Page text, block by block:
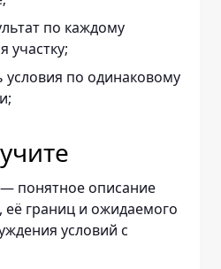
по каждому
участку;
условия по одинаковому
— понятное описание
её границ и ожидаемого
условий с